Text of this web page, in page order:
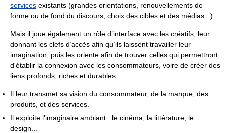
services existants (grandes orientations, renouvellements de
forme ou de fond du discours, choix des cibles et des médias...)
Mais il joue également un rôle d’interface avec les créatifs, leur
donnant les clefs d’accès afin qu’ils laissent travailler leur
imagination, puis les oriente afin de trouver celles qui permettront
d'établir la connexion avec les consommateurs, voire de créer des
liens profonds, riches et durables.
Il leur transmet sa vision du consommateur, de la marque, des
produits, et des services.
Il exploite l'imaginaire ambiant : le cinéma, la littérature, le
design...